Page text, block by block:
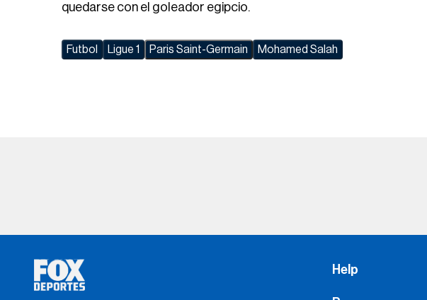
quedarse con el goleador egipcio.
Futbol Ligue 1 Paris Saint-Germain Mohamed Salah
Press
Advertise with Us